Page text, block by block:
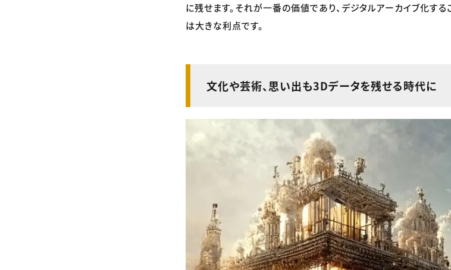
に残せます。それが一番の価値であり、デジタルアーカイブ化す
は大きな利点です。
文化や芸術、思い出も3Dデータを残せる時代に